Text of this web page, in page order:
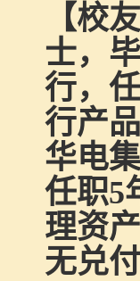
【校
士，
行，
行产
华电
任职5
理资
无兑